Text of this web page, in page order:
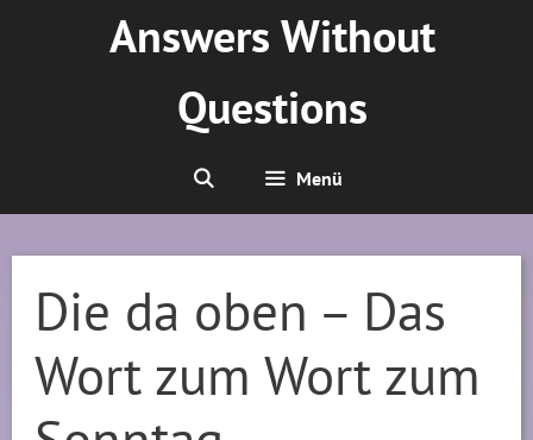
Answers Without
Questions
Menü
Die da oben – Das
Wort zum Wort zum